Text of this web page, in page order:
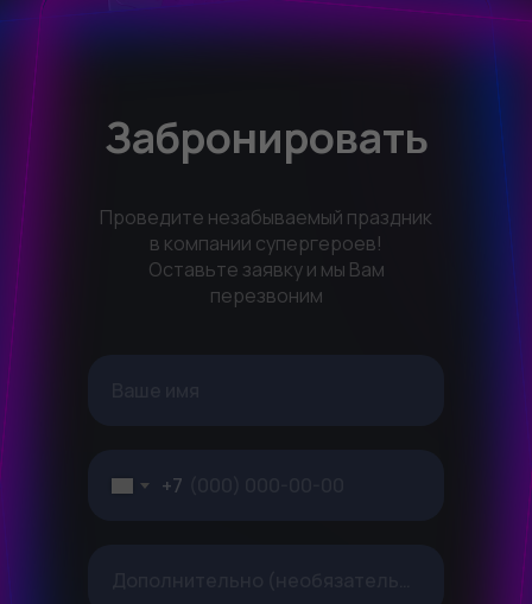
Проведите незабываемый праздник
в компании супергероев!
Оставьте заявку и мы Вам
перезвоним
Забронировать
+7